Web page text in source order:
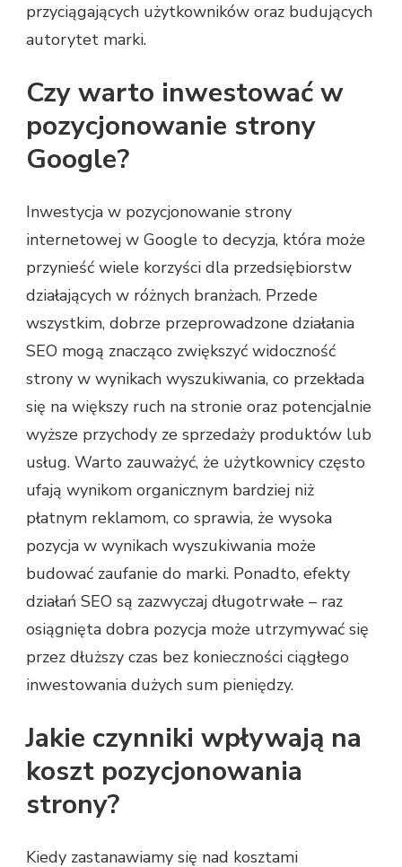
przyciągających użytkowników oraz budujących
autorytet marki.
Czy warto inwestować w
pozycjonowanie strony
Google?
Inwestycja w pozycjonowanie strony
internetowej w Google to decyzja, która może
przynieść wiele korzyści dla przedsiębiorstw
działających w różnych branżach. Przede
wszystkim, dobrze przeprowadzone działania
SEO mogą znacząco zwiększyć widoczność
strony w wynikach wyszukiwania, co przekłada
się na większy ruch na stronie oraz potencjalnie
wyższe przychody ze sprzedaży produktów lub
usług. Warto zauważyć, że użytkownicy często
ufają wynikom organicznym bardziej niż
płatnym reklamom, co sprawia, że wysoka
pozycja w wynikach wyszukiwania może
budować zaufanie do marki. Ponadto, efekty
działań SEO są zazwyczaj długotrwałe – raz
osiągnięta dobra pozycja może utrzymywać się
przez dłuższy czas bez konieczności ciągłego
inwestowania dużych sum pieniędzy.
Jakie czynniki wpływają na
koszt pozycjonowania
strony?
Kiedy zastanawiamy się nad kosztami